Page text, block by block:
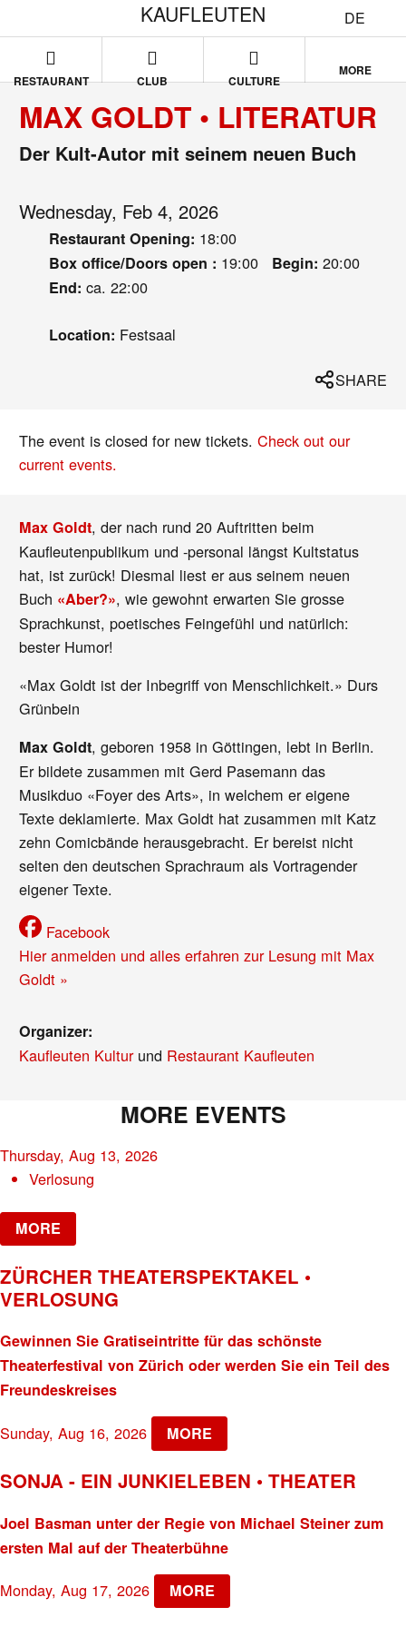
DE
KAUFLEUTEN
RESTAURANT CLUB CULTURE
MORE
MAX GOLDT • LITERATUR
Der Kult-Autor mit seinem neuen Buch
Wednesday, Feb 4, 2026
Restaurant Opening: 18:00
Box office/Doors open : 19:00 Begin: 20:00
End: ca. 22:00
Location: Festsaal
SHARE
The event is closed for new tickets.Check out our
current events.
Max Goldt, der nach rund 20 Auftritten beim
Kaufleutenpublikum und -personal längst Kultstatus
hat, ist zurück! Diesmal liest er aus seinem neuen
Buch «Aber?», wie gewohnt erwarten Sie grosse
Sprachkunst, poetisches Feingefühl und natürlich:
bester Humor!
«Max Goldt ist der Inbegriff von Menschlichkeit.» Durs
Grünbein
Max Goldt, geboren 1958 in Göttingen, lebt in Berlin.
Er bildete zusammen mit Gerd Pasemann das
Musikduo «Foyer des Arts», in welchem er eigene
Texte deklamierte. Max Goldt hat zusammen mit Katz
zehn Comicbände herausgebracht. Er bereist nicht
selten den deutschen Sprachraum als Vortragender
eigener Texte.
Facebook
Hier anmelden und alles erfahren zur Lesung mit Max
Goldt »
Organizer:
Kaufleuten Kulturund Restaurant Kaufleuten
MORE EVENTS
Thursday, Aug 13, 2026
Verlosung
MORE
ZÜRCHER THEATERSPEKTAKEL •
VERLOSUNG
Gewinnen Sie Gratiseintritte für das schönste
Theaterfestival von Zürich oder werden Sie ein Teil des
Freundeskreises
Sunday, Aug 16, 2026 MORE
SONJA - EIN JUNKIELEBEN • THEATER
Joel Basman unter der Regie von Michael Steiner zum
ersten Mal auf der Theaterbühne
Monday, Aug 17, 2026 MORE